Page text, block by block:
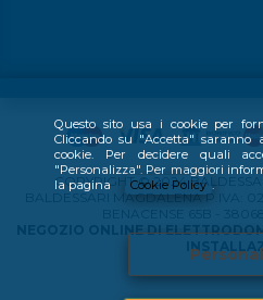
Questo sito usa i cookie per
Cliccando su "Accetta" saranno
cookie. Per decidere quali
"Personalizza". Per maggiori
la pagina
Cookie Policy .
COPYRIGHT © 2024
BALDESSARI MAGDALENA P.IVA:
NEGOZIO ONLINE DI